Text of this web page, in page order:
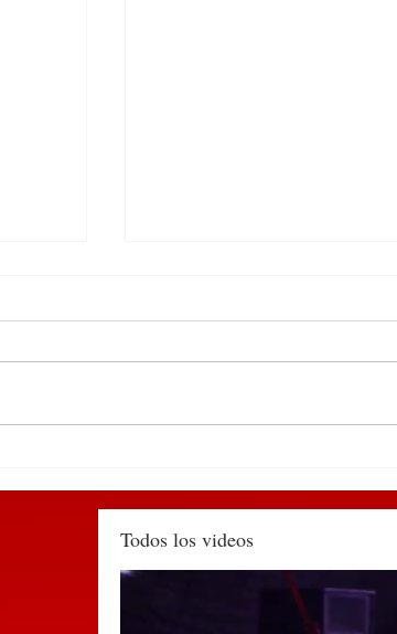
Huauchinango a sujeto por
agredir a una policía
municipal y alterar el orden
Todos los videos